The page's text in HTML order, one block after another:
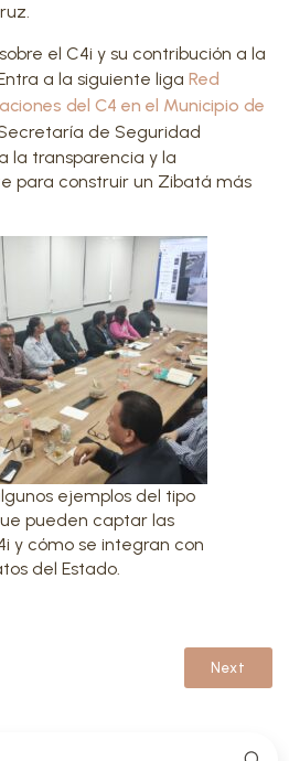
el C4i y su contribución a la
a la siguiente liga Red
del C4 en el Municipio de
de Seguridad
la transparencia y la
para construir un Zibatá más
ejemplos del tipo
pueden captar las
y cómo se integran con
del Estado.
Next